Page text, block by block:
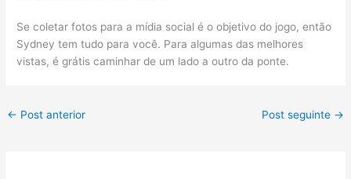
Se coletar fotos para a mídia social é o objetivo do jogo, então
Sydney tem tudo para você. Para algumas das melhores
vistas, é grátis caminhar de um lado a outro da ponte.
← Post anterior Post seguinte →